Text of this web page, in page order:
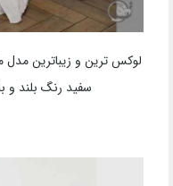
لوکس ترین و زیباترین مدل
سفید رنگ بلند و